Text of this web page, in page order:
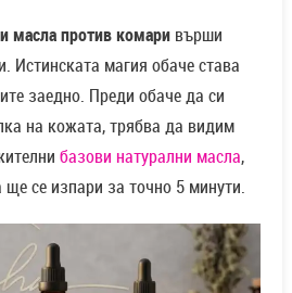
масла против комаривърши
Истинската магия обаче става
заедно. Преди обаче да си
на кожата, трябва да видим
базови натурални масла,
ще се изпари за точно 5 минути.